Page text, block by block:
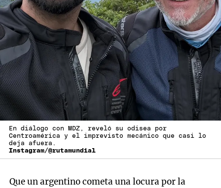
En diálogo con MDZ, reveló su odisea por
Centroamérica y el imprevisto mecánico que casi lo
deja afuera.
Instagram/@rutamundial
Que un argentino cometa una locura por la